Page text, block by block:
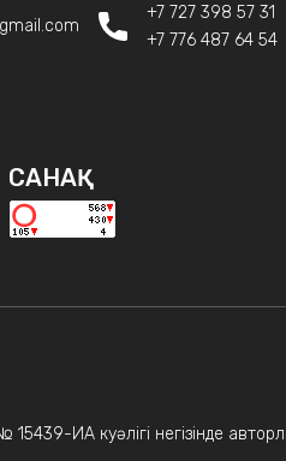
+7 727 398 57 31
+7 776 487 64 54
САНАҚ
ИА куәлігі негізінде авторлық